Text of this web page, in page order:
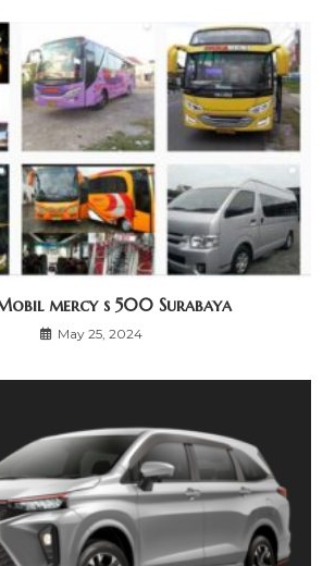
mercy s 500 Surabaya
May 25, 2024